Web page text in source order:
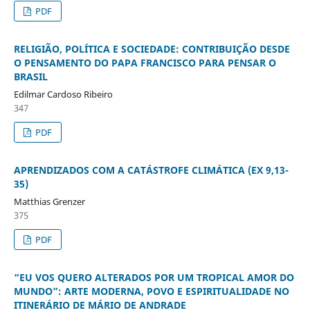
PDF
RELIGIÃO, POLÍTICA E SOCIEDADE: CONTRIBUIÇÃO DESDE
O PENSAMENTO DO PAPA FRANCISCO PARA PENSAR O
BRASIL
Edilmar Cardoso Ribeiro
347
PDF
APRENDIZADOS COM A CATÁSTROFE CLIMÁTICA (EX 9,13-
35)
Matthias Grenzer
375
PDF
“EU VOS QUERO ALTERADOS POR UM TROPICAL AMOR DO
MUNDO”: ARTE MODERNA, POVO E ESPIRITUALIDADE NO
ITINERÁRIO DE MÁRIO DE ANDRADE